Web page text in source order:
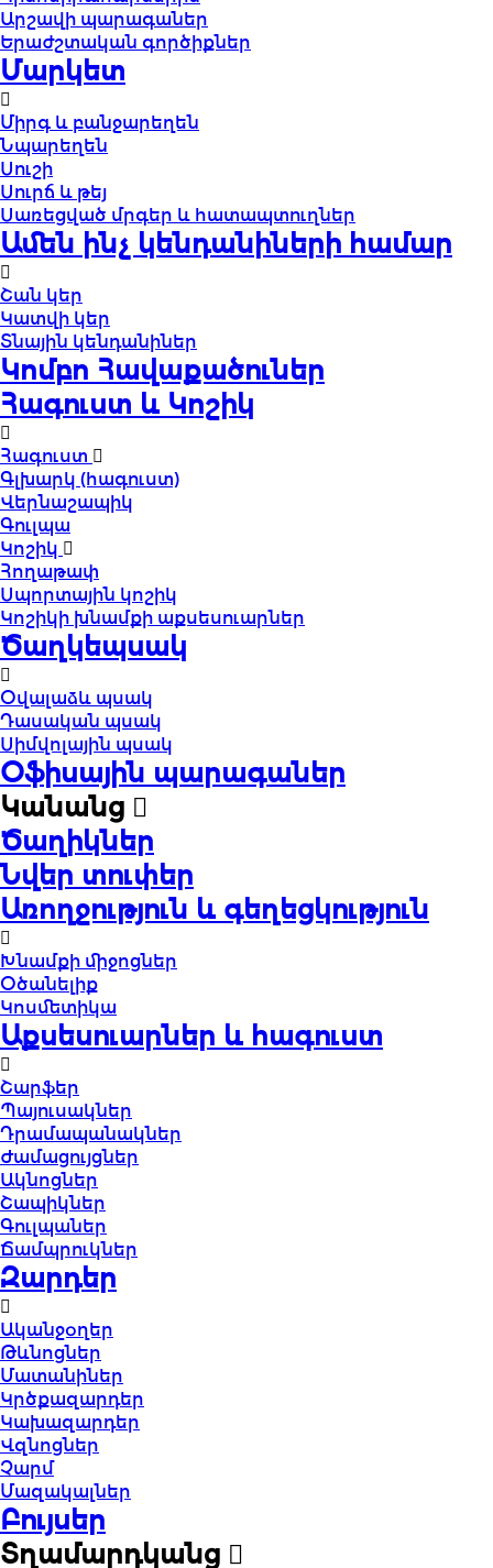
Արշավի պարագաներ
Երաժշտական գործիքներ
Մարկետ
Միրգ և բանջարեղեն
Նպարեղեն
Սուշի
Սուրճ և թեյ
Սառեցված մրգեր և հատապտուղներ
Ամեն ինչ կենդանիների համար
Շան կեր
Կատվի կեր
Տնային կենդանիներ
Կոմբո Հավաքածուներ
Հագուստ և Կոշիկ
Հագուստ
Գլխարկ (հագուստ)
Վերնաշապիկ
Գուլպա
Կոշիկ
Հողաթափ
Սպորտային կոշիկ
Կոշիկի խնամքի աքսեսուարներ
Ծաղկեպսակ
Օվալաձև պսակ
Դասական պսակ
Սիմվոլային պսակ
Օֆիսային պարագաներ
Կանանց
Ծաղիկներ
Նվեր տուփեր
Առողջություն և գեղեցկություն
Խնամքի միջոցներ
Օծանելիք
Կոսմետիկա
Աքսեսուարներ և հագուստ
Շարֆեր
Պայուսակներ
Դրամապանակներ
Ժամացույցներ
Ակնոցներ
Շապիկներ
Գուլպաներ
Ճամպրուկներ
Զարդեր
Ականջօղեր
Թևնոցներ
Մատանիներ
Կրծքազարդեր
Կախազարդեր
Վզնոցներ
Չարմ
Մազակալներ
Բույսեր
Տղամարդկանց